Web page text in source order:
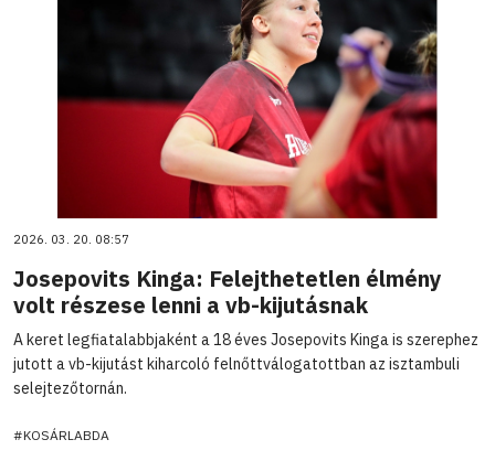
2026. 03. 20. 08:57
Josepovits Kinga: Felejthetetlen élmény
volt részese lenni a vb-kijutásnak
A keret legfiatalabbjaként a 18 éves Josepovits Kinga is szerephez
jutott a vb-kijutást kiharcoló felnőttválogatottban az isztambuli
selejtezőtornán.
#KOSÁRLABDA